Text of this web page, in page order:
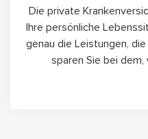
Die private
Ihre persönliche
genau die Leistungen,
sparen Sie bei dem,